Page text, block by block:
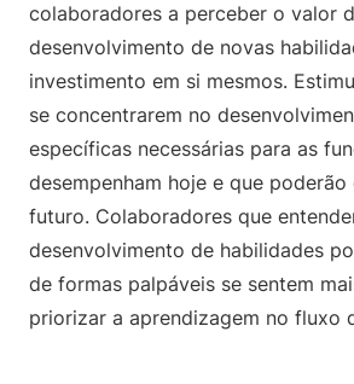
colaboradores a perceber o valor
desenvolvimento de novas
investimento em si mesmos.
se concentrarem no
específicas necessárias para as
desempenham hoje e que poderão
futuro. Colaboradores que
desenvolvimento de habilidades
de formas palpáveis se sentem
priorizar a aprendizagem no fluxo